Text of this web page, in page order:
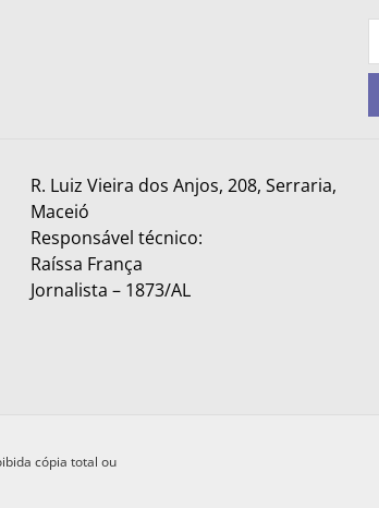
R. Luiz Vieira dos Anjos, 208, Serraria,
Maceió
Responsável técnico:
Raíssa França
Jornalista – 1873/AL
cópia total ou